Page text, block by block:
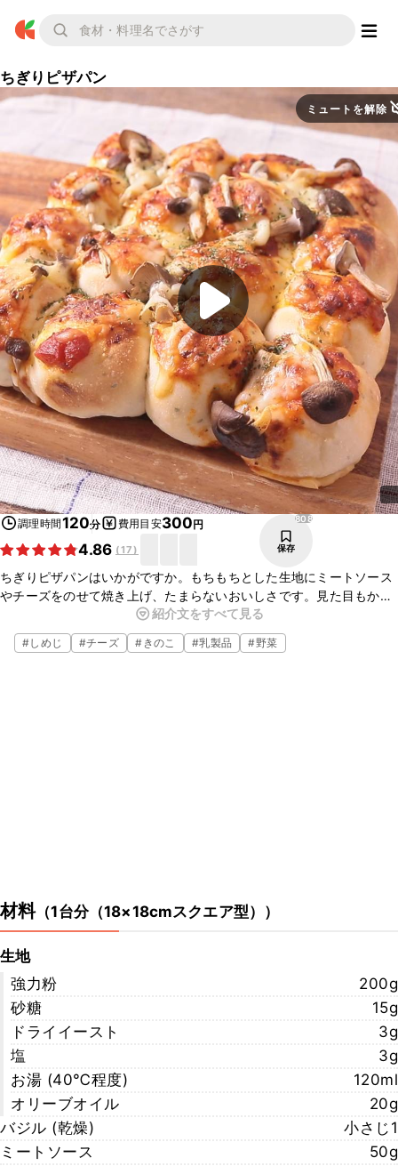
ちぎりピザパン
ミュートを解除
調理時間120分 費用目安300円
4.86 (17)
808
保存
ちぎりピザパンはいかがですか。もちもちとした生地にミートソース
やチーズをのせて焼き上げ、たまらないおいしさです。見た目もかわ
いい仕上がりですので、おもてなし料理としてもおすすめですよ。ぜ
ひ、お試しくださいね。
紹介文をすべて見る
#しめじ #チーズ # きのこ #乳製品 #野菜
材料（1台分（18×18cmスクエア型） ）
生地
強力粉
200g
砂糖
15g
ドライイースト
3g
塩
3g
お湯 (40℃程度)
120ml
オリーブオイル
20g
バジル (乾燥)
小さじ1
ミートソース
50g